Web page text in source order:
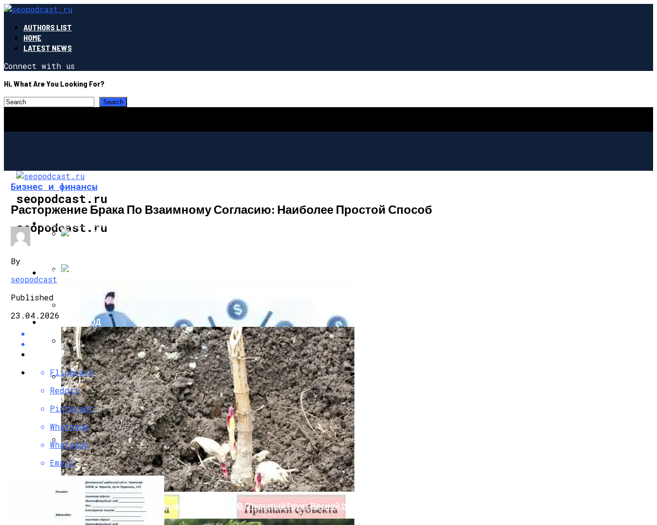
AUTHORS LIST
HOME
LATEST NEWS
Connect with us
Hi, What Are You Looking For?
seopodcast.ru
seopodcast.ru
СТРОИТЕЛЬСТВО И РЕМОНТ
Виды Оборудования Для Отопления И Преимущества Биметаллических Радиаторов
Как Выбрать Электрокамин Для Дома
Как Выбрать Межкомнатные Двери: Виды И Советы
БИЗНЕС И ФИНАНСЫ
Основные Способы Взыскания Долгов С Помощью Юридических Услуг
САД И ОГОРОД
Благоприятные Дни Для Высадки Георгинов В Открытый Грунт Весной 2024 Года
Бизнес и финансы
Расторжение Брака По Взаимному Согласию: Наиболее Простой Способ
By
seopodcast
Published
23.04.2026
Flipboard
Reddit
Pinterest
Whatsapp
Whatsapp
Email